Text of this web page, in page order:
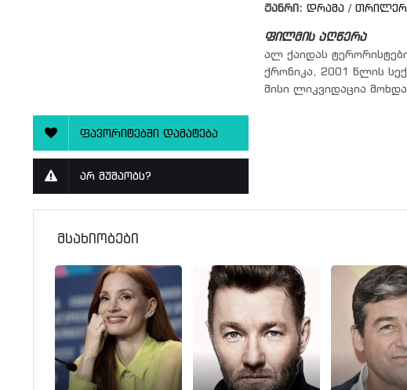
ფავორიტებში დამატება
არ მუშაობს?
ჟანრი: დრამა /
ფილმის აღწერა
ალ ქაიდას
ქრონიკა, 2001 წლის
მისი ლიკვიდაცია
მსახიობები